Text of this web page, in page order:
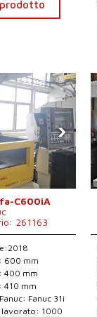
›
C600iA
261163
600 mm
400 mm
410 mm
Fanuc 31i
lavorato: 1000